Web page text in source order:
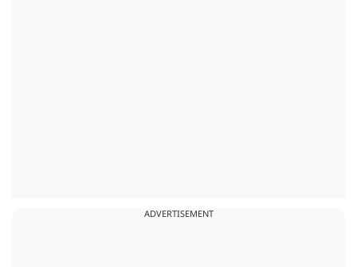
ADVERTISEMENT